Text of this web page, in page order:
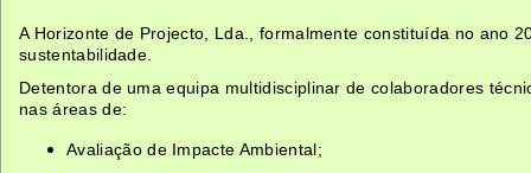
A Horizonte de Projecto, Lda., formalmente constituída no ano
sustentabilidade.
Detentora de uma equipa multidisciplinar de colaboradores
nas áreas de:
Avaliação de Impacte Ambiental;